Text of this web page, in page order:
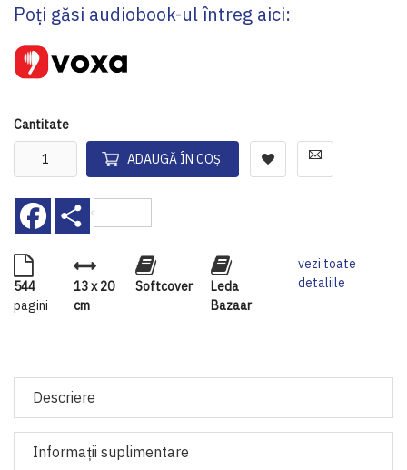
Poți găsi audiobook-ul întreg aici:
Cantitate
ADAUGĂ ÎN COȘ
Facebook
544
pagini
13 x 20
cm
Softcover
Leda
Bazaar
vezi toate
detaliile
Descriere
Informaţii suplimentare